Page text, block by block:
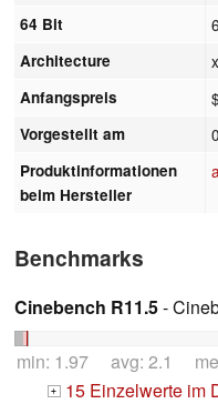
64 Bit
Architecture
Anfangspreis
Vorgestellt am
Produktinformationen
beim Hersteller
Benchmarks
Cinebench R11.5-
min: 1.97 avg: 2.1
+ 15 Einzelwerte im